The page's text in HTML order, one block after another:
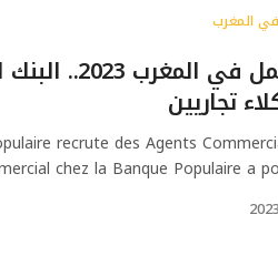
المغرب
فرص العمل في
تجاريين
recrute des Agents
chez la Banque Populaire a